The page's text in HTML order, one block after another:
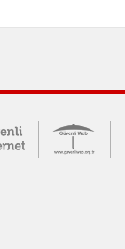
Merkezi
Güvende (yeni
Güvenli